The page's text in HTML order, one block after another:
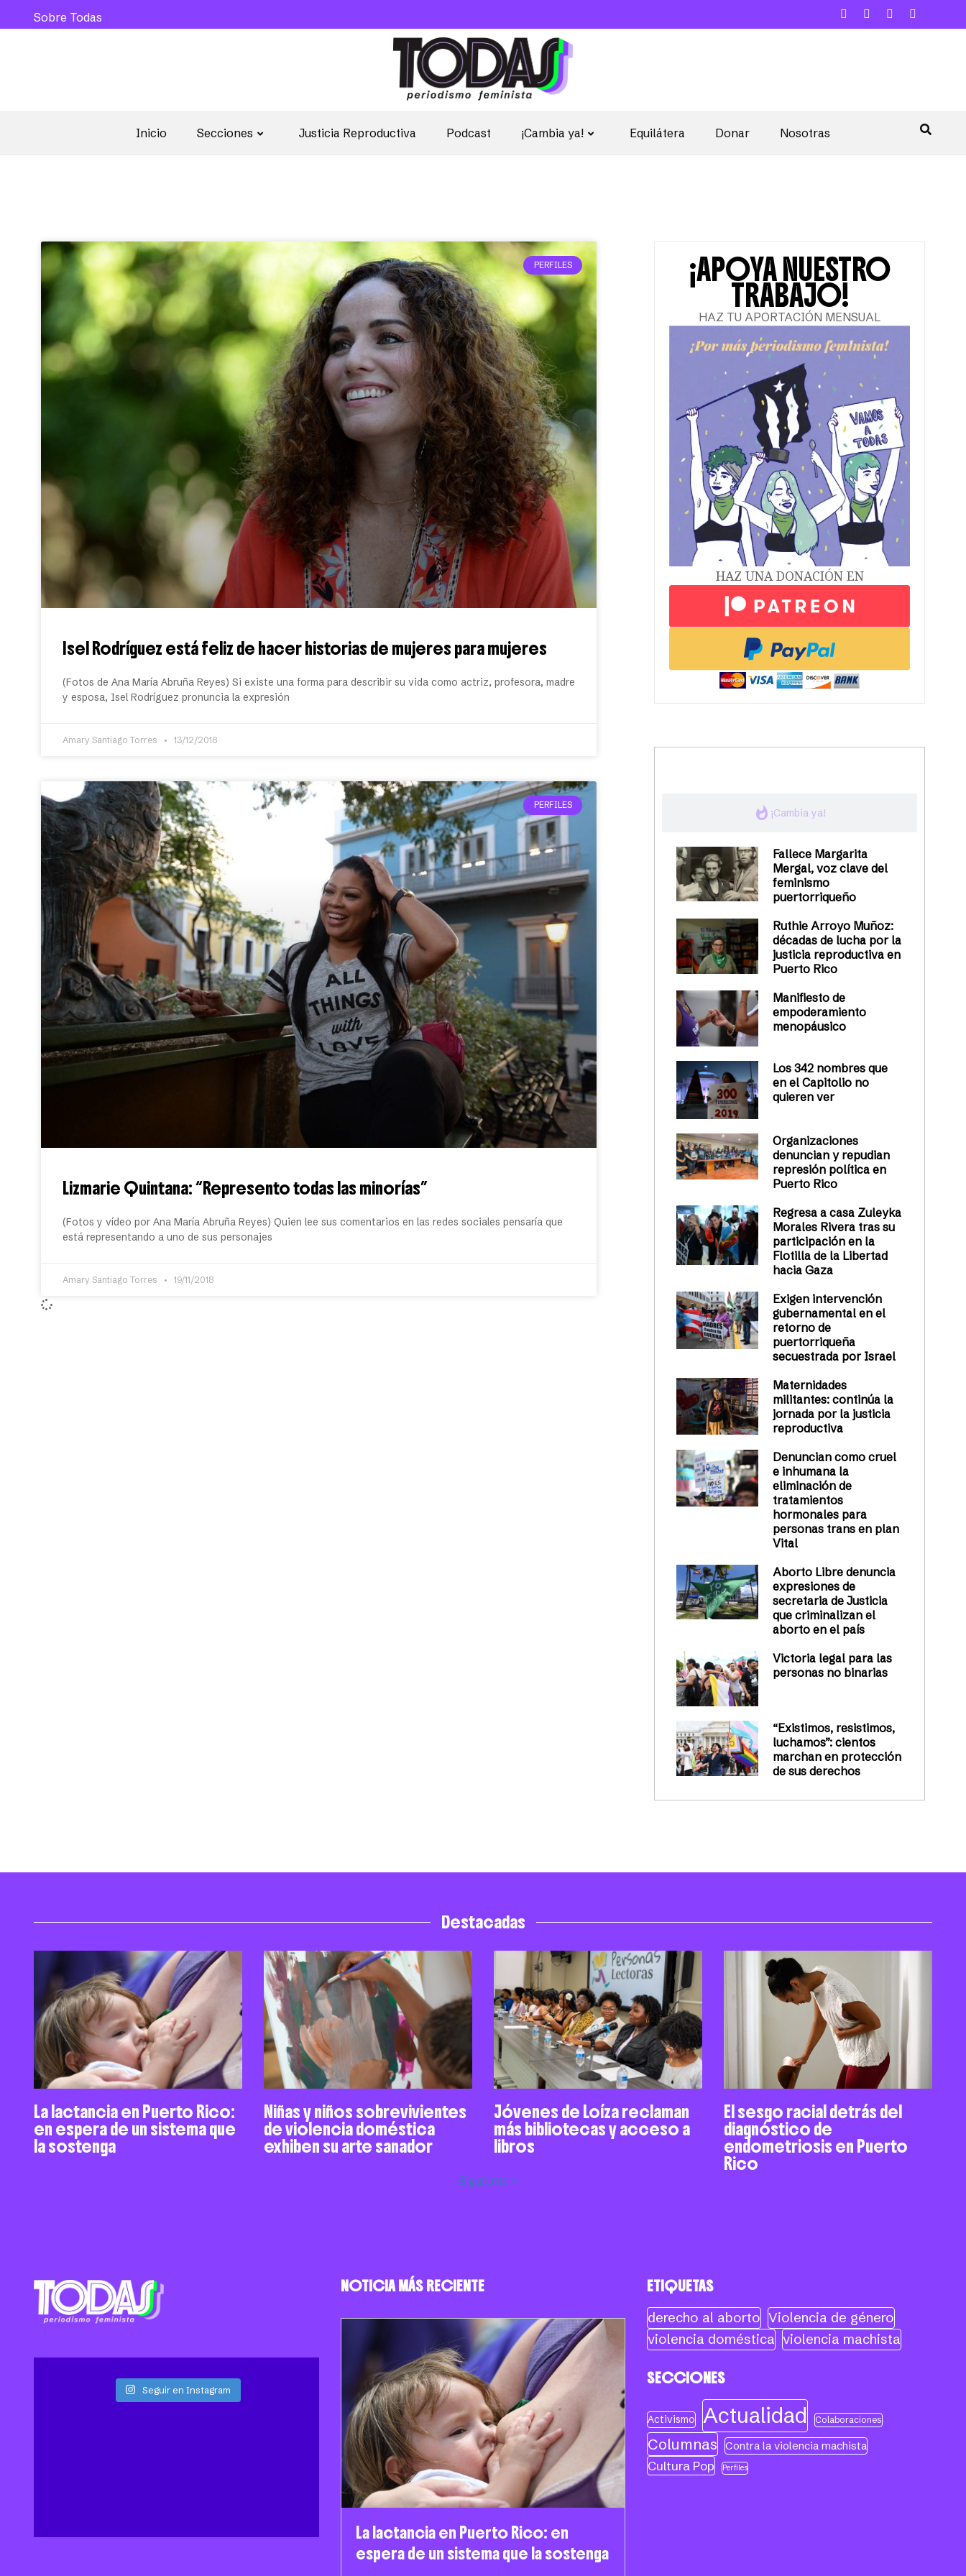
Inicio Secciones Justicia Reproductiva Podcast ¡Cambia ya! Equilátera Donar Nosotras
Sobre Todas
PERFILES
Isel Rodríguez está feliz de hacer historias de mujeres para mujeres
(Fotos de Ana María Abruña Reyes) Si existe una forma para describir su vida como actriz, profesora, madre
y esposa, Isel Rodríguez pronuncia la expresión
Amary Santiago Torres 13/12/2018
PERFILES
Lizmarie Quintana: “Represento todas las minorías”
(Fotos y vídeo por Ana María Abruña Reyes) Quien lee sus comentarios en las redes sociales pensaría que
está representando a uno de sus personajes
Amary Santiago Torres 19/11/2018
¡APOYA NUESTRO
TRABAJO!
HAZ TU APORTACIÓN MENSUAL
HAZ UNA DONACIÓN EN
whatshot ¡Cambia ya!
Fallece Margarita
Mergal, voz clave del
feminismo
puertorriqueño
Ruthie Arroyo Muñoz:
décadas de lucha por la
justicia reproductiva en
Puerto Rico
Manifiesto de
empoderamiento
menopáusico
Los 342 nombres que
en el Capitolio no
quieren ver
Organizaciones
denuncian y repudian
represión política en
Puerto Rico
Regresa a casa Zuleyka
Morales Rivera tras su
participación en la
Flotilla de la Libertad
hacia Gaza
Exigen intervención
gubernamental en el
retorno de
puertorriqueña
secuestrada por Israel
Maternidades
militantes: continúa la
jornada por la justicia
reproductiva
Denuncian como cruel
e inhumana la
eliminación de
tratamientos
hormonales para
personas trans en plan
Vital
Aborto Libre denuncia
expresiones de
secretaria de Justicia
que criminalizan el
aborto en el país
Victoria legal para las
personas no binarias
“Existimos, resistimos,
luchamos”: cientos
marchan en protección
de sus derechos
Destacadas
La lactancia en Puerto Rico:
en espera de un sistema que
la sostenga
Niñas y niños sobrevivientes
de violencia doméstica
exhiben su arte sanador
Jóvenes de Loíza reclaman
más bibliotecas y acceso a
libros
El sesgo racial detrás del
diagnóstico de
endometriosis en Puerto
Rico
Siguiente »
Seguir en Instagram
NOTICIA MÁS RECIENTE
La lactancia en Puerto Rico: en
espera de un sistema que la sostenga
ETIQUETAS
derecho al aborto Violencia de género
violencia doméstica violencia machista
SECCIONES
Activismo Actualidad Colaboraciones
Columnas Contra la violencia machista
Cultura Pop Perfiles